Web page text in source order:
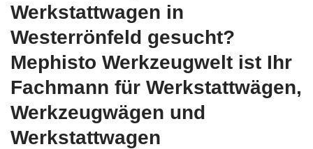
Werkstattwagen in
Westerrönfeld gesucht?
Mephisto Werkzeugwelt ist Ihr
Fachmann für Werkstattwägen,
Werkzeugwägen und
Werkstattwagen